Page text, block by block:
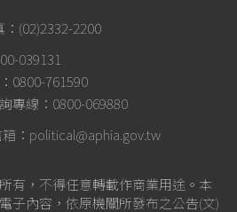
：(02)2332-2200
039131
0800-761590
專線：0800-069880
：political@aphia.gov.tw
有，不得任意轉載作商業用途。本
子內容，依原機關所發布之公告(文)